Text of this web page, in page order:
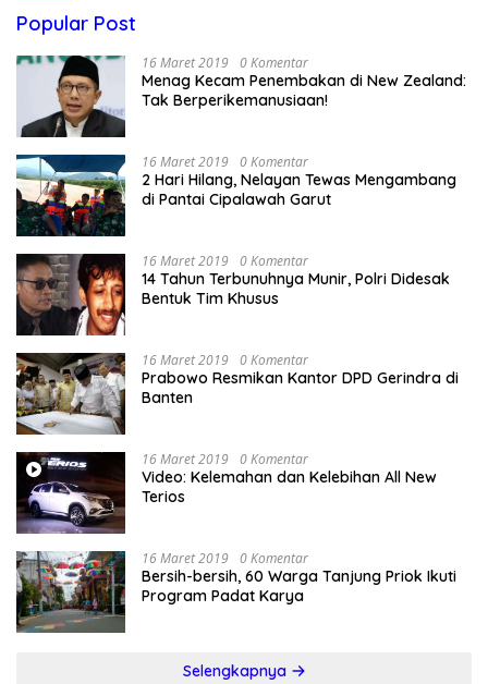
Popular Post
16 Maret 2019 0 Komentar
Menag Kecam Penembakan di New Zealand:
Tak Berperikemanusiaan!
16 Maret 2019 0 Komentar
2 Hari Hilang, Nelayan Tewas Mengambang
di Pantai Cipalawah Garut
16 Maret 2019 0 Komentar
14 Tahun Terbunuhnya Munir, Polri Didesak
Bentuk Tim Khusus
16 Maret 2019 0 Komentar
Prabowo Resmikan Kantor DPD Gerindra di
Banten
16 Maret 2019 0 Komentar
Video: Kelemahan dan Kelebihan All New
Terios
16 Maret 2019 0 Komentar
Bersih-bersih, 60 Warga Tanjung Priok Ikuti
Program Padat Karya
Selengkapnya